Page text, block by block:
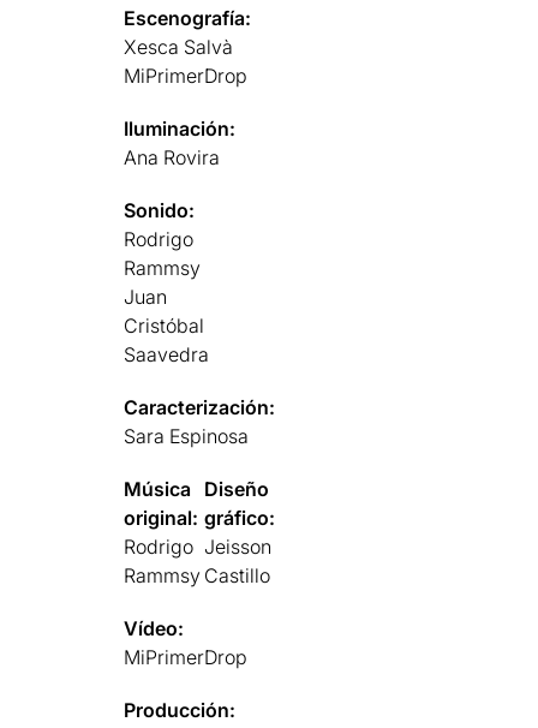
Escenografía:
Xesca Salvà
MiPrimerDrop
Iluminación:
Ana Rovira
Sonido:
Rodrigo
Rammsy
Juan
Cristóbal
Saavedra
Caracterización:
Sara Espinosa
Música
original:
Rodrigo
Rammsy
Diseño
gráfico:
Jeisson
Castillo
Vídeo:
MiPrimerDrop
Producción: